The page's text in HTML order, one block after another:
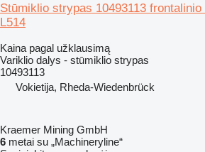
Stūmiklio strypas 10493113
L514
Kaina pagal užklausimą
Variklio dalys - stūmiklio strypas
10493113
Vokietija, Rheda-Wiedenbrück
Kraemer Mining GmbH
6 metai su „Machineryline“